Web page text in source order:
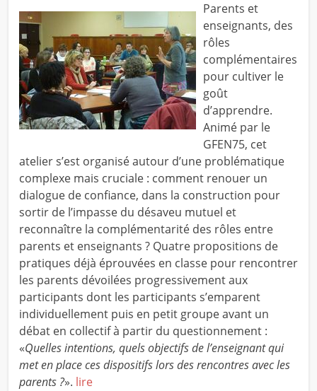
Parents et
enseignants, des
rôles
complémentaires
pour cultiver le
goût
d’apprendre.
Animé par le
GFEN75, cet
atelier s’est organisé autour d’une problématique
complexe mais cruciale : comment renouer un
dialogue de confiance, dans la construction pour
sortir de l’impasse du désaveu mutuel et
reconnaître la complémentarité des rôles entre
parents et enseignants ? Quatre propositions de
pratiques déjà éprouvées en classe pour rencontrer
les parents dévoilées progressivement aux
participants dont les participants s’emparent
individuellement puis en petit groupe avant un
débat en collectif à partir du questionnement :
«Quelles intentions, quels objectifs de l’enseignant qui
met en place ces dispositifs lors des rencontres avec les
parents ?». lire